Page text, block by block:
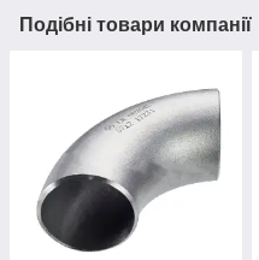
Подібні товари компанії